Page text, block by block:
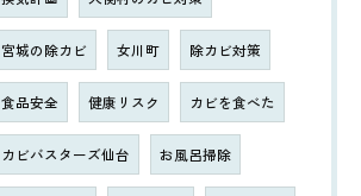
宮城の除カビ 女川町 除カビ対策
食品安全 健康リスク カビを食べた
カビバスターズ仙台 お風呂掃除